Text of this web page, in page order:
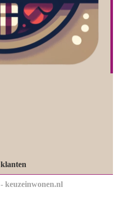
keuzeinwonen.nl